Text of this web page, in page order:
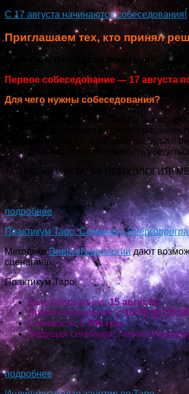
С 17 августа начинаются собеседования!
Приглашаем тех, кто принял
Начинаем формирование групп,
старт
Первое собеседование — 17 августа
Для чего нужны собеседования?
Для знакомства.
Получить
Для закрепления
своего решения
течении трех дней должны будете
Для нас — необходимость
АСТРОЛОГИЯ! ТАРО! ПСИХОЛОГИЯ!
...
подробнее
Практикум Таро. Семинар
МетодикиЭнергоГенеалогиидают
сценариев.
Практикум Таро.
Дата проведения:15 августа
Время проведения:с 10:30 до 15:00
Стоимость:1 500 грн.
Ведущая семинара: Галина
...
подробнее